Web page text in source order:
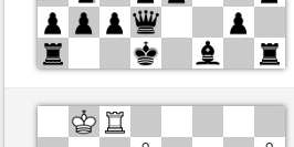
Blancas
statuawolnosci (1528) (+11)
Negras